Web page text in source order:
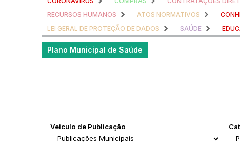
RECURSOS HUMANOS
ATOS NORMATIVOS
LEI GERAL DE PROTEÇÃO DE DADOS
SAÚDE
Plano Municipal de Saúde
Veiculo de Publicação